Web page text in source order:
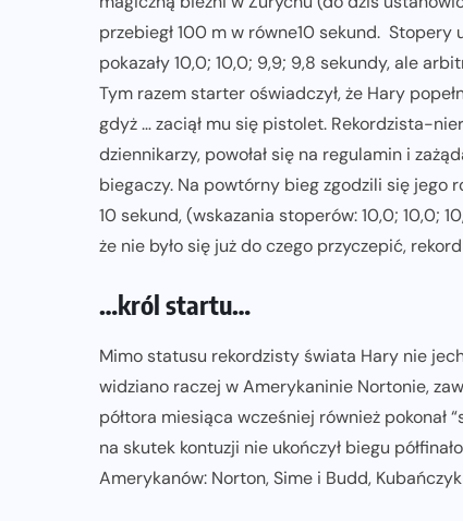
przebiegł 100 m w równe10 sekund.
pokazały 10,0; 10,0; 9,9; 9,8 sekundy, ale
Tym razem starter oświadczył, że Hary
gdyż … zaciął mu się pistolet. Rekordzista-
dziennikarzy, powołał się na regulamin i
biegaczy. Na powtórny bieg zgodzili się jego
10 sekund, (wskazania stoperów: 10,0; 10,0;
że nie było się już do czego przyczepić,
…król startu…
Mimo statusu rekordzisty świata Hary nie
widziano raczej w Amerykaninie Nortonie,
półtora miesiąca wcześniej również pokonał
na skutek kontuzji nie ukończył biegu
Amerykanów: Norton, Sime i Budd,